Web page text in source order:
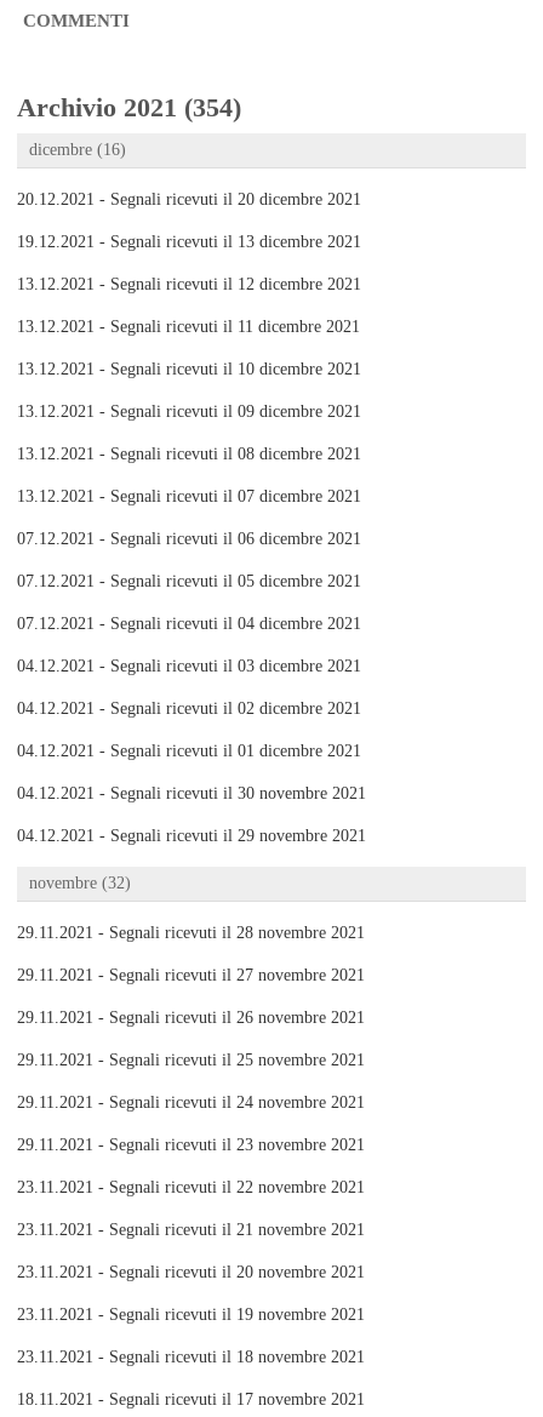
COMMENTI
Archivio 2021 (354)
dicembre (16)
20.12.2021 - Segnali ricevuti il 20 dicembre 2021
19.12.2021 - Segnali ricevuti il 13 dicembre 2021
13.12.2021 - Segnali ricevuti il 12 dicembre 2021
13.12.2021 - Segnali ricevuti il 11 dicembre 2021
13.12.2021 - Segnali ricevuti il 10 dicembre 2021
13.12.2021 - Segnali ricevuti il 09 dicembre 2021
13.12.2021 - Segnali ricevuti il 08 dicembre 2021
13.12.2021 - Segnali ricevuti il 07 dicembre 2021
07.12.2021 - Segnali ricevuti il 06 dicembre 2021
07.12.2021 - Segnali ricevuti il 05 dicembre 2021
07.12.2021 - Segnali ricevuti il 04 dicembre 2021
04.12.2021 - Segnali ricevuti il 03 dicembre 2021
04.12.2021 - Segnali ricevuti il 02 dicembre 2021
04.12.2021 - Segnali ricevuti il 01 dicembre 2021
04.12.2021 - Segnali ricevuti il 30 novembre 2021
04.12.2021 - Segnali ricevuti il 29 novembre 2021
novembre (32)
29.11.2021 - Segnali ricevuti il 28 novembre 2021
29.11.2021 - Segnali ricevuti il 27 novembre 2021
29.11.2021 - Segnali ricevuti il 26 novembre 2021
29.11.2021 - Segnali ricevuti il 25 novembre 2021
29.11.2021 - Segnali ricevuti il 24 novembre 2021
29.11.2021 - Segnali ricevuti il 23 novembre 2021
23.11.2021 - Segnali ricevuti il 22 novembre 2021
23.11.2021 - Segnali ricevuti il 21 novembre 2021
23.11.2021 - Segnali ricevuti il 20 novembre 2021
23.11.2021 - Segnali ricevuti il 19 novembre 2021
23.11.2021 - Segnali ricevuti il 18 novembre 2021
18.11.2021 - Segnali ricevuti il 17 novembre 2021